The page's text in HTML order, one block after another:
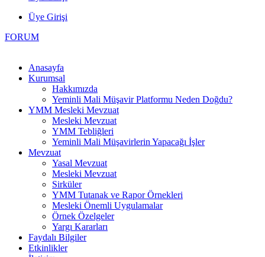
Üye Girişi
FORUM
Anasayfa
Kurumsal
Hakkımızda
Yeminli Mali Müşavir Platformu Neden Doğdu?
YMM Mesleki Mevzuat
Mesleki Mevzuat
YMM Tebliğleri
Yeminli Mali Müşavirlerin Yapacağı İşler
Mevzuat
Yasal Mevzuat
Mesleki Mevzuat
Sirküler
YMM Tutanak ve Rapor Örnekleri
Mesleki Önemli Uygulamalar
Örnek Özelgeler
Yargı Kararları
Faydalı Bilgiler
Etkinlikler